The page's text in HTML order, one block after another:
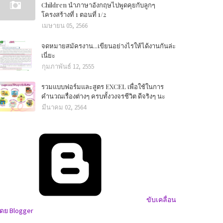
Children นำภาษาอังกฤษไปพูดคุยกับลูกๆ
โครงสร้างที่ 1 ตอนที่ 1/2
เมษายน 05, 2566
จดหมายสมัครงาน...เขียนอย่างไรให้ได้งานกันล่ะ
เนี่ยะ
กุมภาพันธ์ 12, 2555
รวมแบบฟอร์มและสูตร EXCEL เพื่อใช้ในการ
คำนวณเรื่องต่างๆ ครบทั้งวงจรชีวิต ดีจริงๆ นะ
มีนาคม 02, 2564
ขับเคลื่อน
ย Blogger